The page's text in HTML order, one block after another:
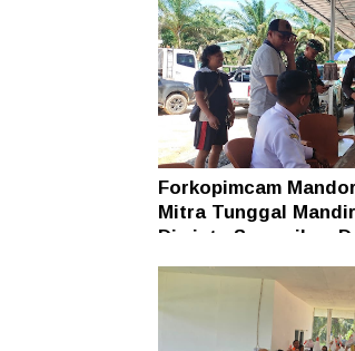
Forkopimcam
Mitra Tunggal
Diminta Sampaikan